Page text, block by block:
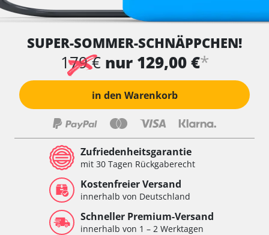
SUPER-SOMMER-SCHNÄPPCHEN!
179 € nur 129,00 €*
in den Warenkorb
Zufriedenheitsgarantie
mit 30 Tagen Rückgaberecht
Kostenfreier Versand
innerhalb von Deutschland
Schneller Premium-Versand
innerhalb von 1 – 2 Werktagen